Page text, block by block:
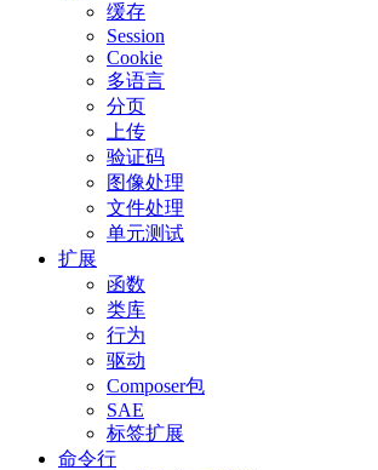
缓存
Session
Cookie
多语言
分页
上传
验证码
图像处理
文件处理
单元测试
扩展
函数
类库
行为
驱动
Composer包
SAE
标签扩展
命令行